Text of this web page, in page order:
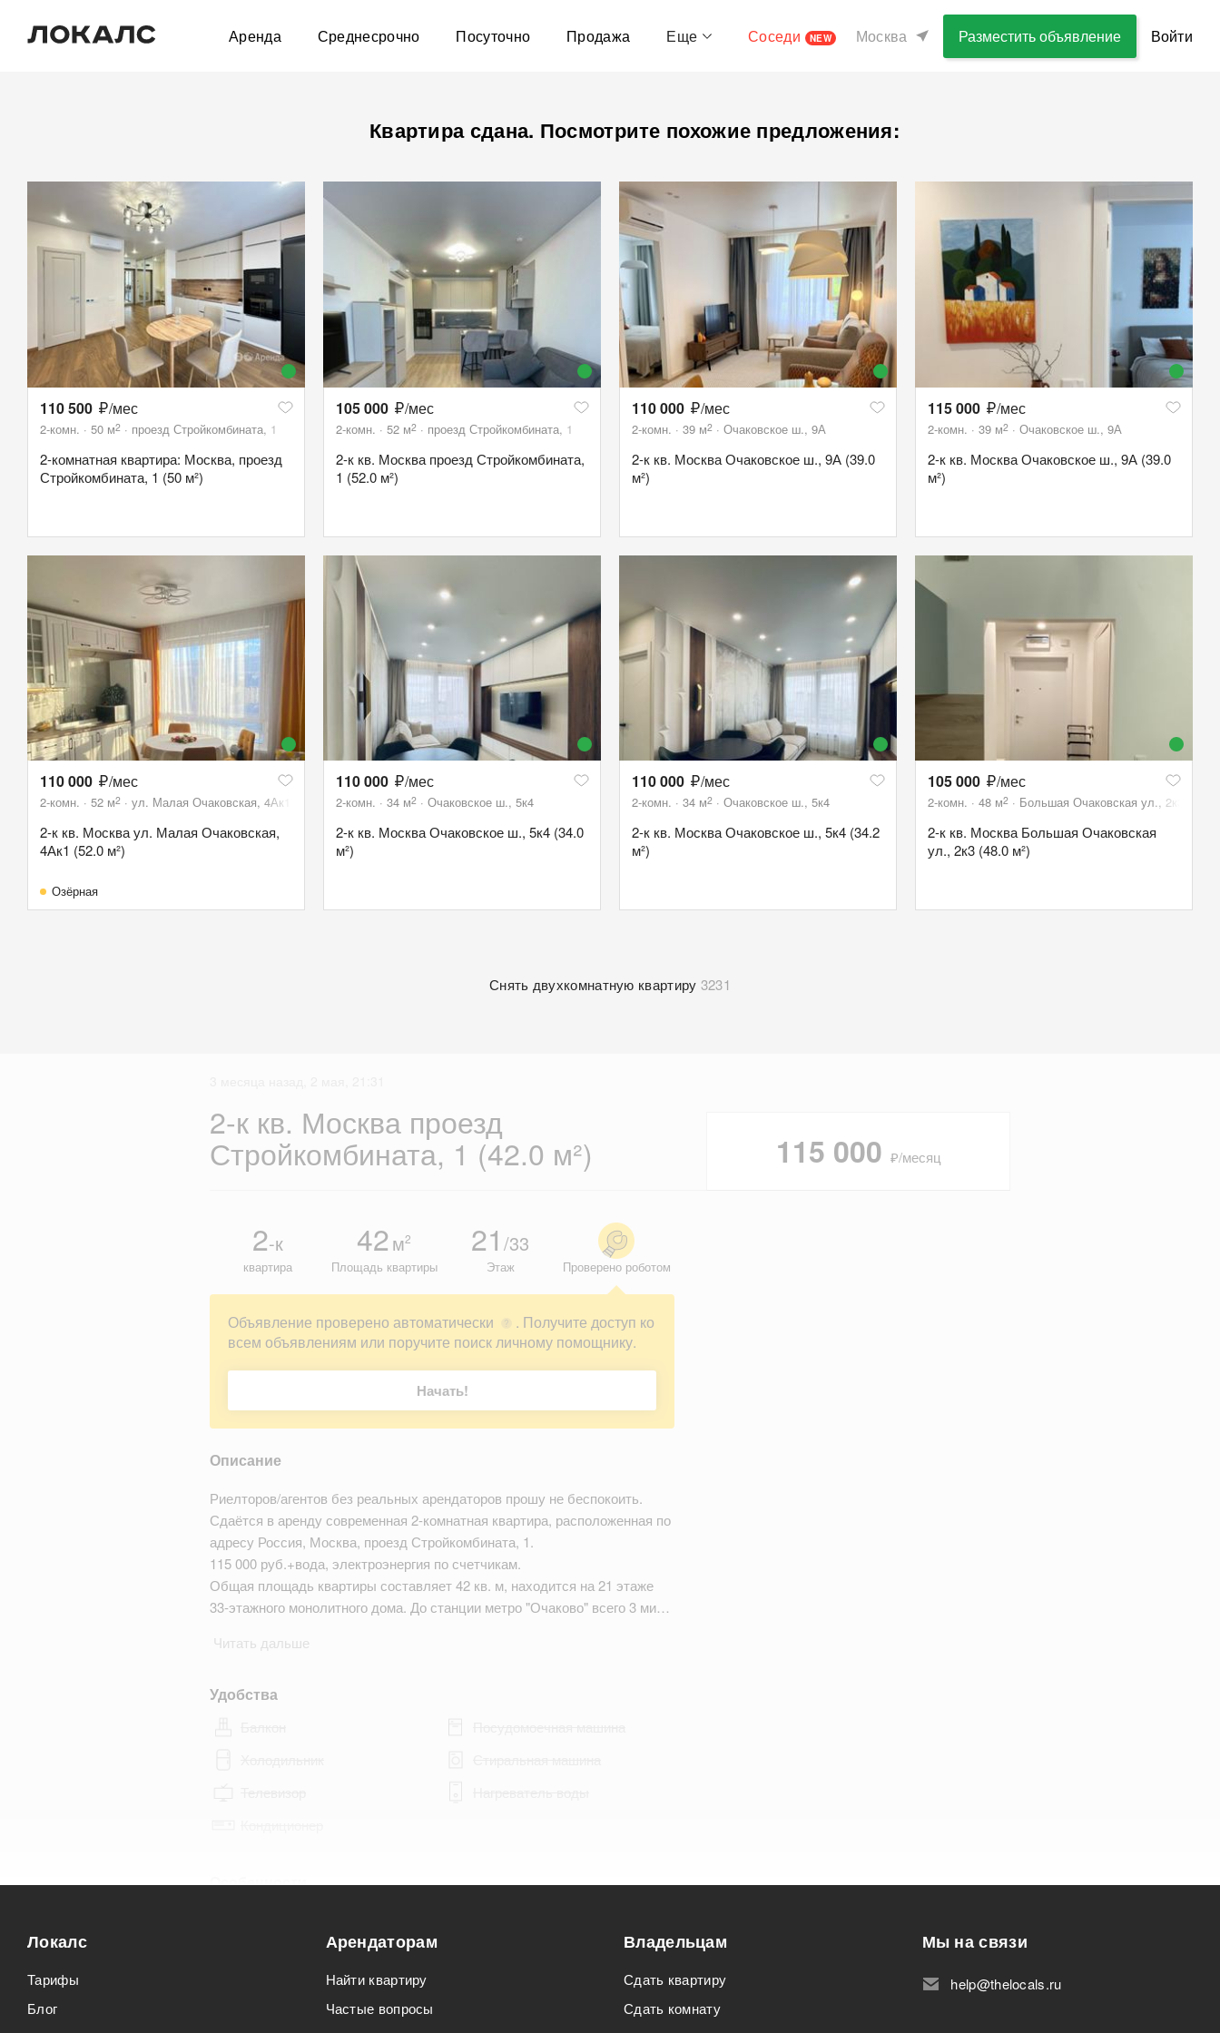
Аренда Среднесрочно Посуточно Продажа Еще Соседи NEW Москва Разместить объявление Войти
Квартира сдана. Посмотрите похожие предложения:
110 500 /мес
2-комн. 50 м2 проезд Стройкомбината, 1
2-комнатная квартира: Москва, проезд
Стройкомбината, 1 (50 м²)
105 000 /мес
2-комн. 52 м2 проезд Стройкомбината, 1
2-к кв. Москва проезд Стройкомбината,
1 (52.0 м²)
110 000 /мес
2-комн. 39 м2 Очаковское ш., 9А
2-к кв. Москва Очаковское ш., 9А (39.0
м²)
115 000 /мес
2-комн. 39 м2 Очаковское ш., 9А
2-к кв. Москва Очаковское ш., 9А (39.0
м²)
110 000 /мес
2-комн. 52 м2 ул. Малая Очаковская, 4Ак1
2-к кв. Москва ул. Малая Очаковская,
4Ак1 (52.0 м²)
Озёрная
110 000 /мес
2-комн. 34 м2 Очаковское ш., 5к4
2-к кв. Москва Очаковское ш., 5к4 (34.0
м²)
110 000 /мес
2-комн. 34 м2 Очаковское ш., 5к4
2-к кв. Москва Очаковское ш., 5к4 (34.2
м²)
105 000 /мес
2-комн. 48 м2 Большая Очаковская ул., 2к3
2-к кв. Москва Большая Очаковская
ул., 2к3 (48.0 м²)
Снять двухкомнатную квартиру 3231
2-к кв. Москва проезд
Стройкомбината, 1 (42.0 м²)
2-к
квартира
42 м2
Площадь квартиры
21 /33
Этаж Проверено роботом
Объявление проверено автоматически ?
. Получите доступ ко
всем объявлениям или поручите поиск личному помощнику.
Начать!
Описание
Риелторов/агентов без реальных арендаторов прошу не беспокоить.
Сдаётся в аренду современная 2-комнатная квартира, расположенная по
адресу Россия, Москва, проезд Стройкомбината, 1.
115 000 руб.+вода, электроэнергия по счетчикам.
Общая площадь квартиры составляет 42 кв. м, находится на 21 этаже
33-этажного монолитного дома. До станции метро "Очаково" всего 3 ми…
Читать дальше
Удобства
Особенности
Можно с животными
Подходит для семьи с детьми
115 000 ₽/месяц
Локалс
Тарифы
Блог
Арендаторам
Найти квартиру
Частые вопросы
Владельцам
Сдать квартиру
Сдать комнату
Мы на связи
help@thelocals.ru